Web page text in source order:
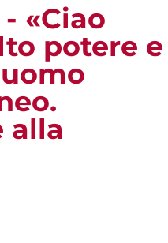
«Ciao
potere e
alla